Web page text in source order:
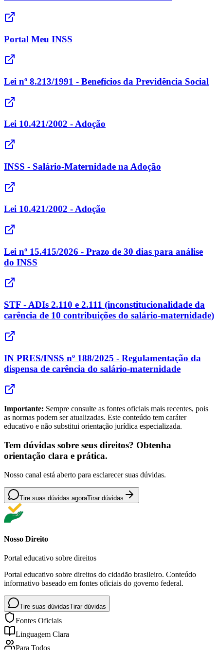
Portal Meu INSS
Lei nº 8.213/1991 - Benefícios da Previdência Social
Lei 10.421/2002 - Adoção
INSS - Salário-Maternidade na Adoção
Lei 10.421/2002 - Adoção
Lei nº 15.415/2026 - Prazo de 30 dias para análise
do INSS
STF - ADIs 2.110 e 2.111 (inconstitucionalidade da
carência de 10 contribuições do salário-maternidade)
IN PRES/INSS nº 188/2025 - Regulamentação da
dispensa de carência do salário-maternidade
Importante: Sempre consulte as fontes oficiais mais recentes, pois
as normas podem ser atualizadas. Este conteúdo tem caráter
educativo e não substitui orientação jurídica especializada.
Tem dúvidas sobre seus direitos? Obtenha
orientação clara e prática.
Nosso canal está aberto para esclarecer suas dúvidas.
Tire suas dúvidas agoraTirar dúvidas
Nosso Direito
Portal educativo sobre direitos
Portal educativo sobre direitos do cidadão brasileiro. Conteúdo
informativo baseado em fontes oficiais do governo federal.
Tire suas dúvidasTirar dúvidas
Fontes Oficiais
Linguagem Clara
Para Todos